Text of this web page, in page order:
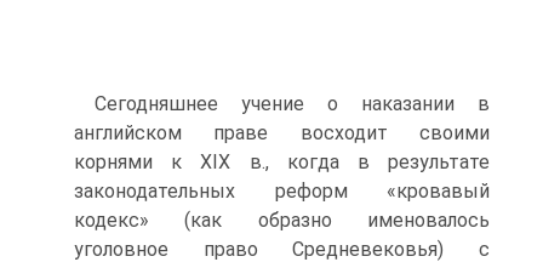
Сегодняшнее учение о наказании в
английском праве восходит своими
корнями к XIX в., когда в результате
законодательных реформ «кровавый
кодекс» (как образно именовалось
уголовное право Средневековья) с